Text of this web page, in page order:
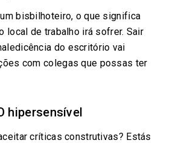
bisbilhoteiro, o que significa
local de trabalho irá sofrer. Sair
do escritório vai
com colegas que possas ter
hipersensível
críticas construtivas? Estás